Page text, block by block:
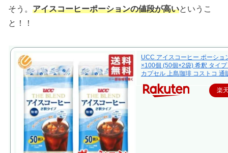
そう。 アイスコーヒーポーションの値段が高いというこ
と！！
UCC アイスコーヒー ポーショ
×100個 (50個×2袋) 希釈 タイ
カプセル 上島珈琲 コストコ 通
楽